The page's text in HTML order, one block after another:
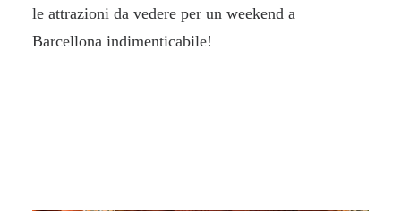
le attrazioni da vedere per un weekend a
Barcellona indimenticabile!